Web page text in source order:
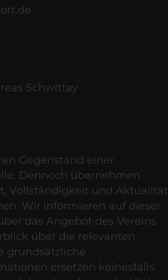
Schwittay
Gegenstand einer
Dennoch übernehmen
Vollständigkeit und Aktualität
Wir informieren auf dieser
das Angebot des Vereins
über die relevanten
grundsätzliche
ersetzen keinesfalls